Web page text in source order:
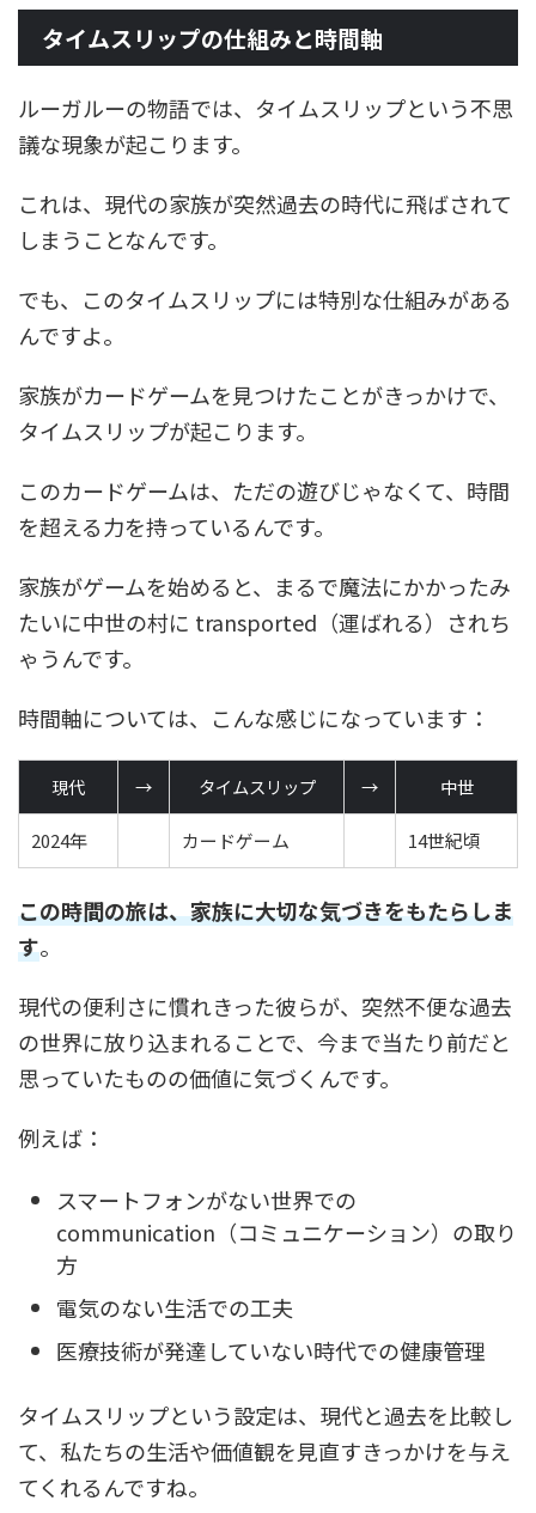
タイムスリップの仕組みと時間軸
ルーガルーの物語では、タイムスリップという不思
議な現象が起こります。
これは、現代の家族が突然過去の時代に飛ばされて
しまうことなんです。
でも、このタイムスリップには特別な仕組みがある
んですよ。
家族がカードゲームを見つけたことがきっかけで、
タイムスリップが起こります。
このカードゲームは、ただの遊びじゃなくて、時間
を超える力を持っているんです。
家族がゲームを始めると、まるで魔法にかかったみ
たいに中世の村に transported（運ばれる）されち
ゃうんです。
時間軸については、こんな感じになっています：
現代 → タイムスリップ → 中世
2024年 カードゲーム 14世紀頃
この時間の旅は、家族に大切な気づきをもたらしま
す。
現代の便利さに慣れきった彼らが、突然不便な過去
の世界に放り込まれることで、今まで当たり前だと
思っていたものの価値に気づくんです。
例えば：
スマートフォンがない世界での
communication（コミュニケーション）の取り
方
電気のない生活での工夫
医療技術が発達していない時代での健康管理
タイムスリップという設定は、現代と過去を比較し
て、私たちの生活や価値観を見直すきっかけを与え
てくれるんですね。